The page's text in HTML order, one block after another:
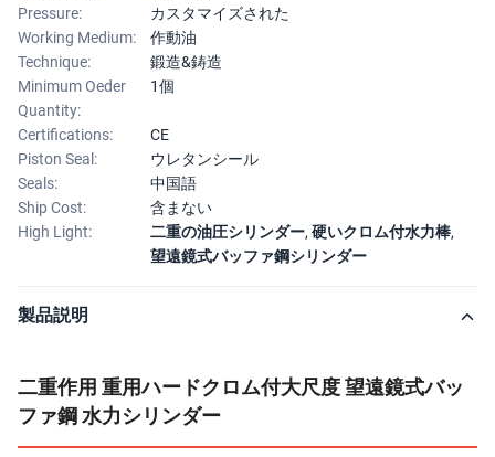
Pressure:
カスタマイズされた
Working Medium:
作動油
Technique:
鍛造&鋳造
Minimum Oeder
Quantity:
1個
Certifications:
CE
Piston Seal:
ウレタンシール
Seals:
中国語
Ship Cost:
含まない
High Light:
二重の油圧シリンダー, 硬いクロム付水力棒,
望遠鏡式バッファ鋼シリンダー
製品説明
二重作用 重用ハードクロム付大尺度 望遠鏡式バッ
ファ鋼 水力シリンダー